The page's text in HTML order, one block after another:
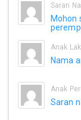
Saran
Mohon
Anak
Nama
Anak
Saran